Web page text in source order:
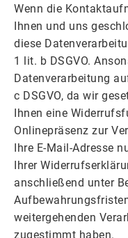
Wenn die
Ihnen und uns
diese
1 lit. b DSGVO.
Datenverarbeitung
c DSGVO, da wir
Ihnen eine
Onlinepräsenz zur
Ihre E-Mail-Adresse
Ihrer
anschließend unter
weitergehenden
zugestimmt haben.